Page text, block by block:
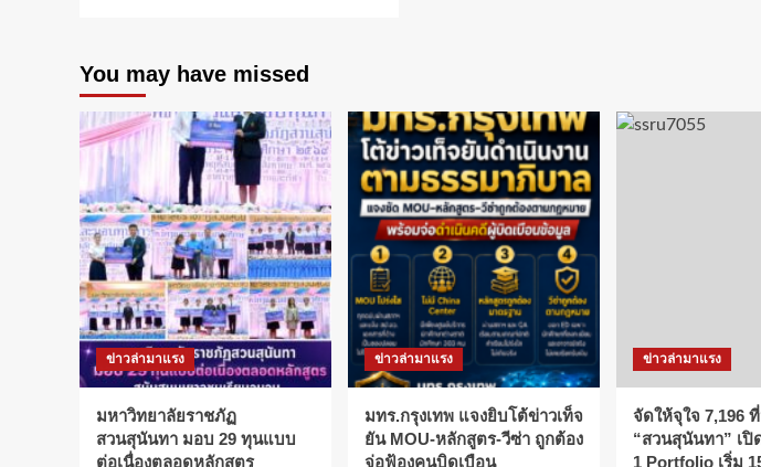
เร่ง
ปั้น
เด็ก
ไทย
เป็น
วิทยาศาสตร์
พัฒนา
ชาติ
รับ
สมัคร
ทุน
พสวท.
และ
โครงการ
ห้องเรียน
พสวท.
(สู่
ความ
You may have missed
ข่าวล่ามาแรง
มหาวิทยาลัยราชภัฏ
สวนสุนันทา มอบ 29 ทุนแบบ
ต่อเนื่องตลอดหลักสูตร
ข่าวล่ามาแรง
มทร.กรุงเทพ แจงยิบโต้ข่าวเท็จ
ยัน MOU-หลักสูตร-วีซ่า ถูกต้อง
จ่อฟ้องคนบิดเบือน
ข่าวล่ามาแรง
จัดให้จุใจ 7,196
“สวนสุนันทา” เปิ
1 Portfolio เริ่ม